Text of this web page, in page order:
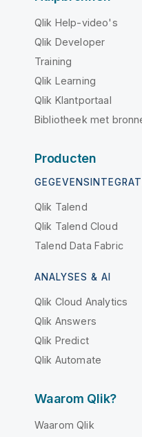
Qlik Help-video's
Qlik Developer
Training
Qlik Learning
Qlik Klantportaal
Bibliotheek met
Producten
Qlik Talend
Qlik Talend Cloud
Talend Data Fabric
ANALYSES & AI
Qlik Cloud Analytics
Qlik Answers
Qlik Predict
Qlik Automate
Waarom Qlik?
Waarom Qlik